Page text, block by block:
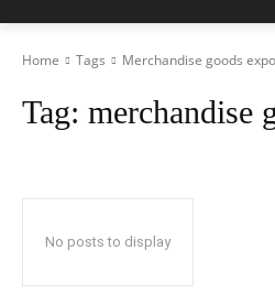
Home Tags Merchandise goods
Tag: merchandise
No posts to display